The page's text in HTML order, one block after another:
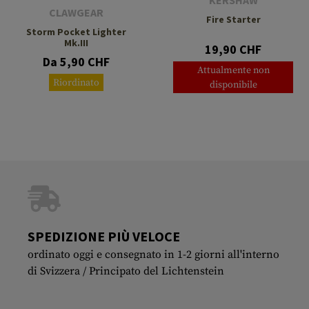
CLAWGEAR
Storm Pocket Lighter
Mk.III
Da 5,90 CHF
Riordinato
Fire Starter
19,90 CHF
Attualmente non
disponibile
SPEDIZIONE PIÙ VELOCE
ordinato oggi e consegnato in 1-2 giorni all'interno
di Svizzera / Principato del Lichtenstein